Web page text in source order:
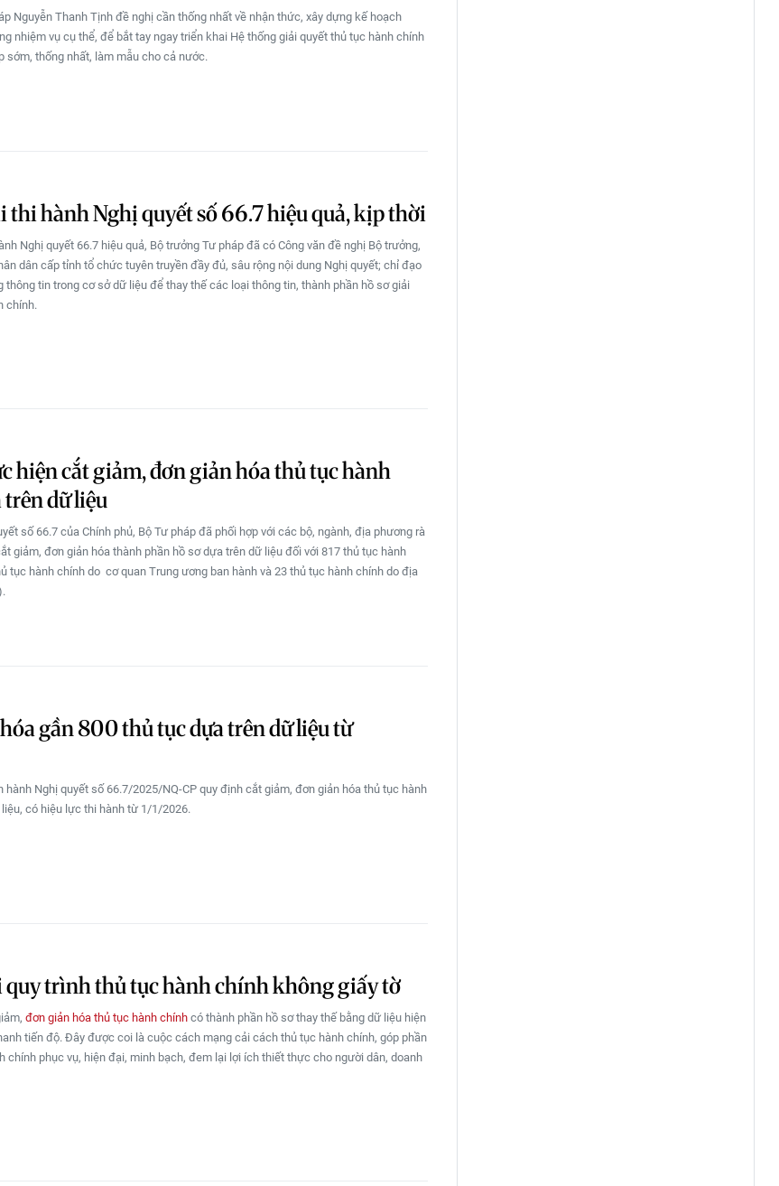
Nguyễn Thanh Tịnh đề nghị cần thống nhất về nhận thức, xây dựng kế hoạch
nhiệm vụ cụ thể, để bắt tay ngay triển khai Hệ thống giải quyết thủ tục hành chính
sớm, thống nhất, làm mẫu cho cả nước.
thi hành Nghị quyết số 66.7 hiệu quả, kịp thời
Nghị quyết 66.7 hiệu quả, Bộ trưởng Tư pháp đã có Công văn đề nghị Bộ trưởng,
dân cấp tỉnh tổ chức tuyên truyền đầy đủ, sâu rộng nội dung Nghị quyết; chỉ đạo
thông tin trong cơ sở dữ liệu để thay thế các loại thông tin, thành phần hồ sơ giải
chính.
hiện cắt giảm, đơn giản hóa thủ tục hành
dữ liệu
số 66.7 của Chính phủ, Bộ Tư pháp đã phối hợp với các bộ, ngành, địa phương rà
giảm, đơn giản hóa thành phần hồ sơ dựa trên dữ liệu đối với 817 thủ tục hành
tục hành chính do cơ quan Trung ương ban hành và 23 thủ tục hành chính do địa
gần 800 thủ tục dựa trên dữ liệu từ
hành Nghị quyết số 66.7/2025/NQ-CP quy định cắt giảm, đơn giản hóa thủ tục hành
có hiệu lực thi hành từ 1/1/2026.
trình thủ tục hành chính không giấy tờ
đơn giản hóa thủ tục hành chính có thành phần hồ sơ thay thế bằng dữ liệu hiện
tiến độ. Đây được coi là cuộc cách mạng cải cách thủ tục hành chính, góp phần
chính phục vụ, hiện đại, minh bạch, đem lại lợi ích thiết thực cho người dân, doanh